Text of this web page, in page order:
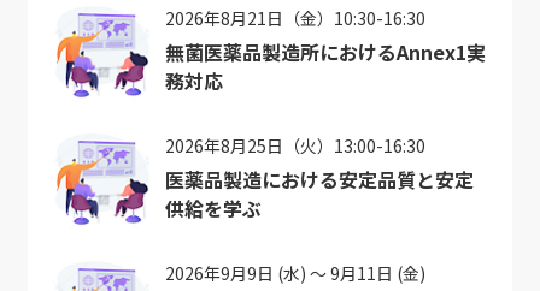
2026年8月21日（金）10:30-16:30
無菌医薬品製造所におけるAnnex1実
務対応
2026年8月25日（火）13:00-16:30
医薬品製造における安定品質と安定
供給を学ぶ
2026年9月9日 (水) ～ 9月11日 (金)